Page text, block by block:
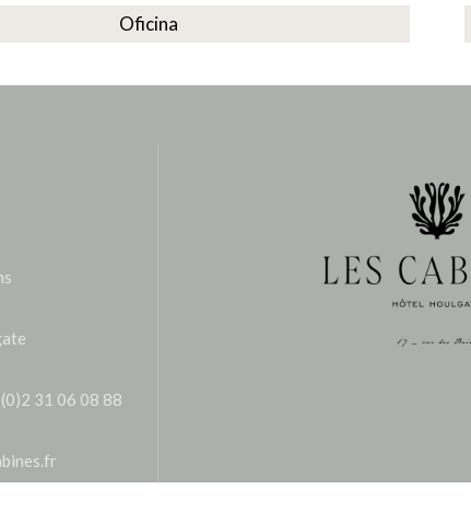
Oficina
31 06 08 88